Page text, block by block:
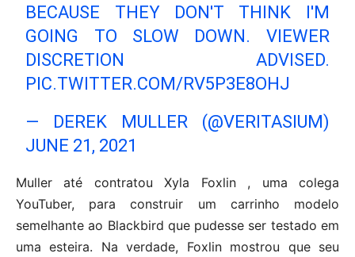
BECAUSE THEY DON'T THINK I'M
GOING TO SLOW DOWN. VIEWER
DISCRETION ADVISED.
PIC.TWITTER.COM/RV5P3E8OHJ
— DEREK MULLER (@VERITASIUM)
JUNE 21, 2021
Muller até contratou Xyla Foxlin , uma colega
YouTuber, para construir um carrinho modelo
semelhante ao Blackbird que pudesse ser testado em
uma esteira. Na verdade, Foxlin mostrou que seu